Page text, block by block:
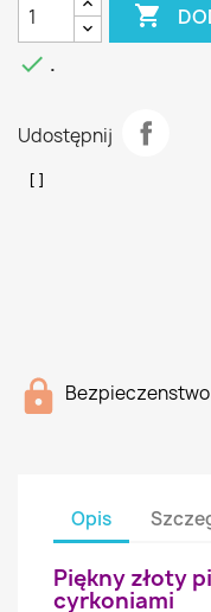

 .
Udostępnij
Opis
Piękny złoty
cyrkoniami